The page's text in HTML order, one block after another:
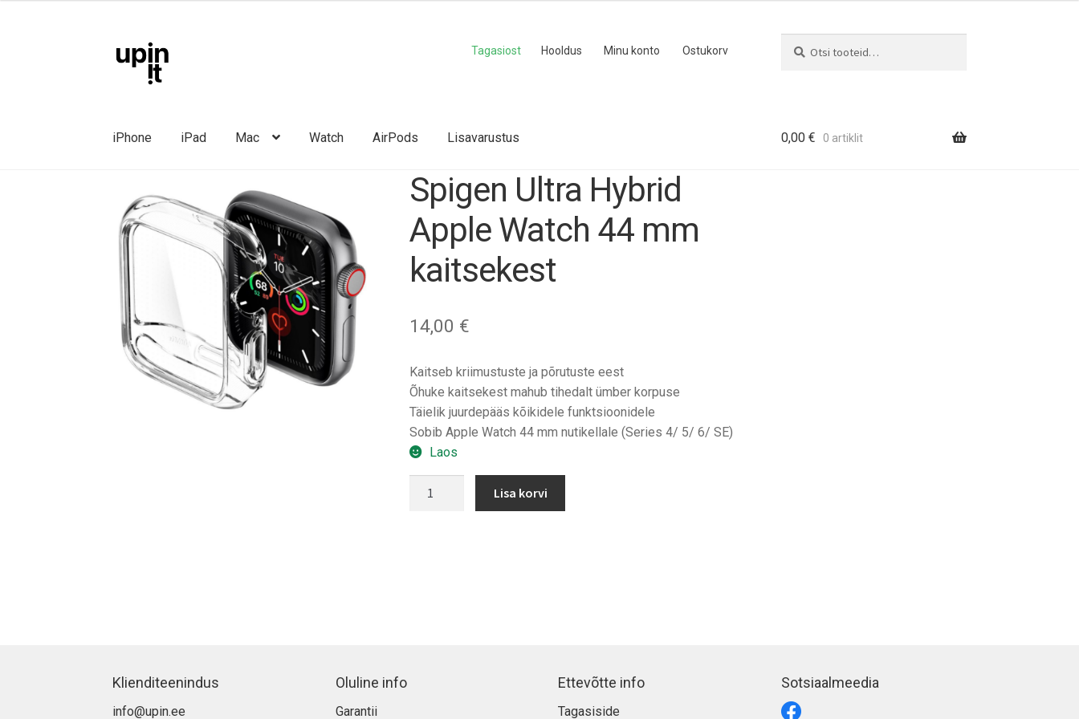
navigeerimisele
sisu
Tagasiost Hooldus Minu konto Ostukorv
iPhone iPad Mac Watch AirPods Lisavarustus 0,00 € 0 artiklit
Spigen Ultra Hybrid
Apple Watch 44 mm
kaitsekest
14,00 €
Kaitseb kriimustuste ja põrutuste eest
Õhuke kaitsekest mahub tihedalt ümber korpuse
Täielik juurdepääs kõikidele funktsioonidele
Sobib Apple Watch 44 mm nutikellale (Series 4/ 5/ 6/ SE)
Laos
Lisa korvi
Klienditeenindus
info@upin.ee
Oluline info
Garantii
Ettevõtte info
Tagasiside
Sotsiaalmeedia